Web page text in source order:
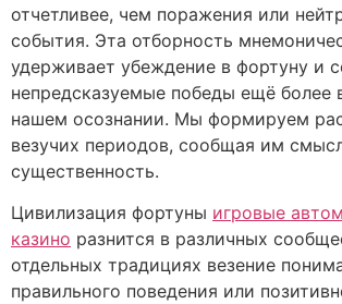
отчетливее, чем поражения или
события. Эта отборность
удерживает убеждение в фортуну и
непредсказуемые победы ещё
нашем осознании. Мы формируем
везучих периодов, сообщая им
существенность.
Цивилизация фортуны игровые
казино разнится в различных
отдельных традициях везение
правильного поведения или